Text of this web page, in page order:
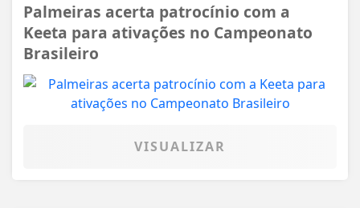
Palmeiras acerta patrocínio com a
Keeta para ativações no Campeonato
Brasileiro
VISUALIZAR